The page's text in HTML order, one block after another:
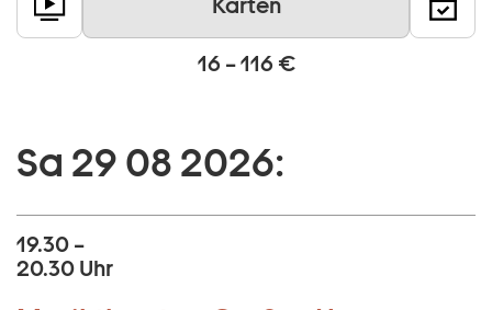
Karten
16 – 116 €
Sa 29 08 2026:
19.30 –
20.30 Uhr